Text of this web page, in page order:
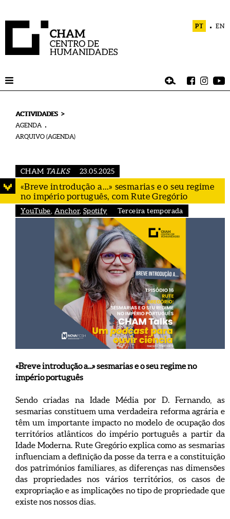
PT EN
ACTIVIDADES >
AGENDA
ARQUIVO (AGENDA)
CHAM TALKS 23.05.2025
«Breve introdução a...» sesmarias e o seu regime
no império português, com Rute Gregório
YouTube Anchor, Spotify Terceira temporada
«Breve introdução a...» sesmarias e o seu regime no
império português
Sendo criadas na Idade Média por D. Fernando, as
sesmarias constituem uma verdadeira reforma agrária e
têm um importante impacto no modelo de ocupação dos
territórios atlânticos do império português a partir da
Idade Moderna. Rute Gregório explica como as sesmarias
influenciam a definição da posse da terra e a constituição
dos patrimónios familiares, as diferenças nas dimensões
das propriedades nos vários territórios, os casos de
expropriação e as implicações no tipo de propriedade que
existe nos nossos dias.